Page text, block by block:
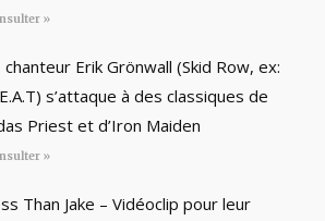
»
chanteur Erik Grönwall (Skid Row, ex:
s’attaque à des classiques de
Priest et d’Iron Maiden
»
Than Jake – Vidéoclip pour leur